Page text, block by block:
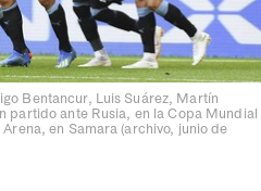
Bentancur, Luis Suárez, Martín
partido ante Rusia, en la Copa Mundial
en Samara (archivo, junio de